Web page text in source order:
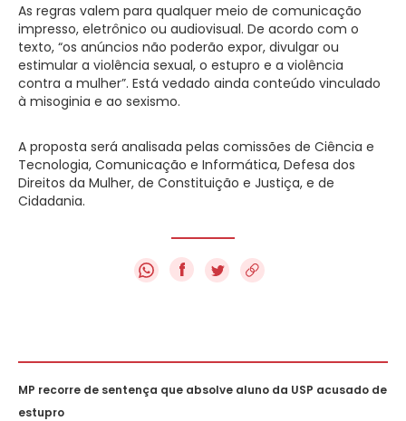
As regras valem para qualquer meio de comunicação
impresso, eletrônico ou audiovisual. De acordo com o
texto, “os anúncios não poderão expor, divulgar ou
estimular a violência sexual, o estupro e a violência
contra a mulher”. Está vedado ainda conteúdo vinculado
à misoginia e ao sexismo.
A proposta será analisada pelas comissões de Ciência e
Tecnologia, Comunicação e Informática, Defesa dos
Direitos da Mulher, de Constituição e Justiça, e de
Cidadania.
f
MP recorre de sentença que absolve aluno da USP acusado de
estupro